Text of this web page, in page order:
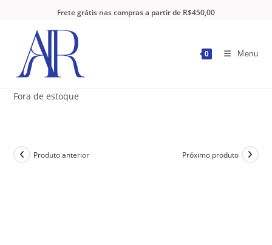
Frete grátis nas compras a partir de R$450,00
0 Menu
Fora de estoque
Produto anterior Próximo produto